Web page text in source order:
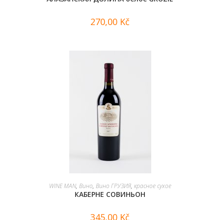
270,00 Kč
В КОРЗИНУ
WINE MAN, Вино, Вино ГРУЗИЯ, красное сухое
КАБЕРНЕ СОВИНЬОН
345,00 Kč